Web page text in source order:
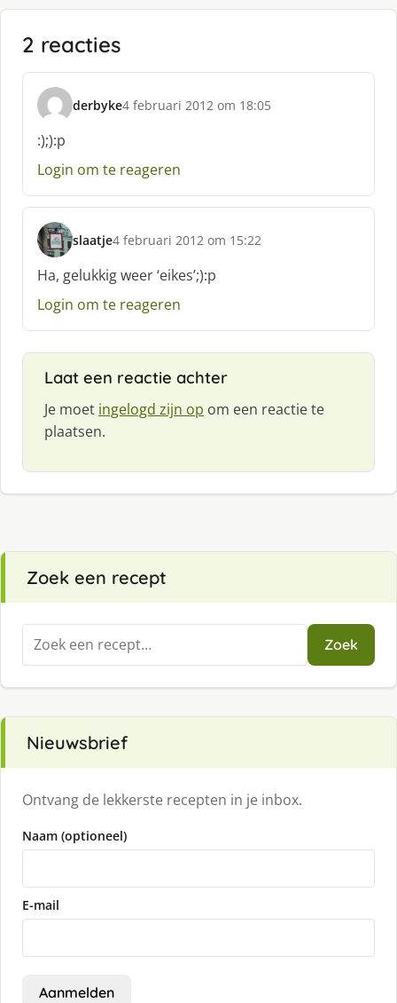
2 reacties
derbyke
s
c
h
r
e
f
:
4 februari 2012 om 18:05
:);):p
Login om te reageren
slaatje
s
c
h
r
4 februari 2012 om 15:22
Ha, gelukkig weer ‘eikes’;):p
Login om te reageren
Laat een reactie achter
Je moet ingelogd zijn op om een reactie te
plaatsen.
Zoek een recept
Zoeken
naar:
Zoek
Nieuwsbrief
Ontvang de lekkerste recepten in je inbox.
Naam (optioneel)
E-mail
Aanmelden